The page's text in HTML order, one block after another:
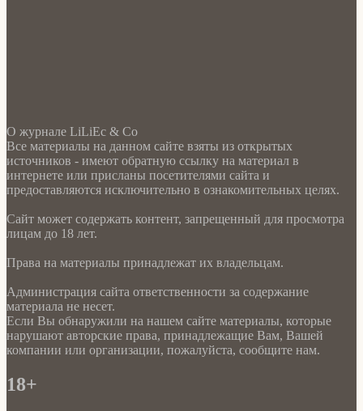
О журнале LiLiEc & Co
Все материалы на данном сайте взяты из открытых
источников - имеют обратную ссылку на материал в
интернете или присланы посетителями сайта и
предоставляются исключительно в ознакомительных целях.
Сайт может содержать контент, запрещенный для просмотра
лицам до 18 лет.
Права на материалы принадлежат их владельцам.
Администрация сайта ответственности за содержание
материала не несет.
Если Вы обнаружили на нашем сайте материалы, которые
нарушают авторские права, принадлежащие Вам, Вашей
компании или организации, пожалуйста, сообщите нам.
18+